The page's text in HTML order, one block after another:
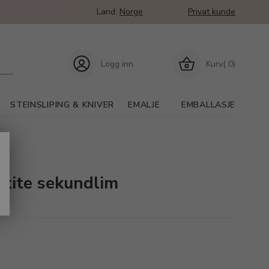
Land: Norge Privat kunde
Kurv( 0)
Logg inn
STEINSLIPING & KNIVER EMALJE EMBALLASJE
sekundlim